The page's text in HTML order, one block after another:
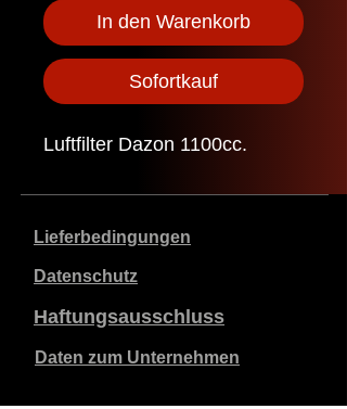
In den Warenkorb
Sofortkauf
Luftfilter Dazon 1100cc.
Lieferbedingungen
Datenschutz
Haftungsausschluss
Daten zum Unternehmen